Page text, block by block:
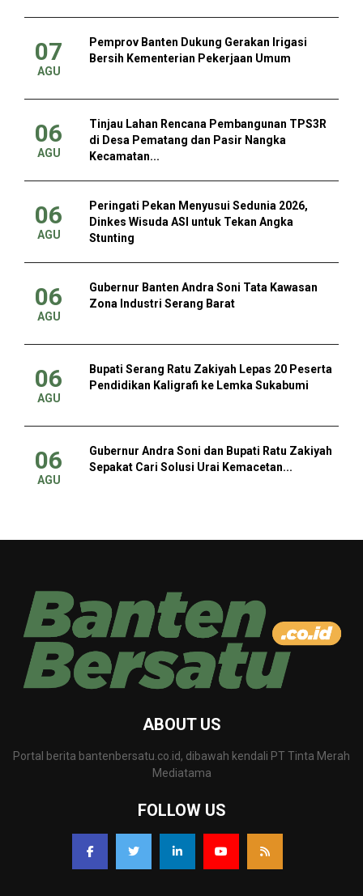
07
AGU
Pemprov Banten Dukung Gerakan Irigasi
Bersih Kementerian Pekerjaan Umum
06
AGU
Tinjau Lahan Rencana Pembangunan TPS3R
di Desa Pematang dan Pasir Nangka
Kecamatan...
06
AGU
Peringati Pekan Menyusui Sedunia 2026,
Dinkes Wisuda ASI untuk Tekan Angka
Stunting
06
AGU
Gubernur Banten Andra Soni Tata Kawasan
Zona Industri Serang Barat
06
AGU
Bupati Serang Ratu Zakiyah Lepas 20 Peserta
Pendidikan Kaligrafi ke Lemka Sukabumi
06
AGU
Gubernur Andra Soni dan Bupati Ratu Zakiyah
Sepakat Cari Solusi Urai Kemacetan...
ABOUT US
Portal berita bantenbersatu.co.id, dibawah kendali PT Tinta Merah
Mediatama
FOLLOW US